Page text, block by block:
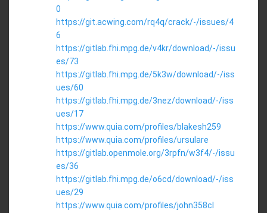
0
https://git.acwing.com/rq4q/crack/-/issues/4
6
https://gitlab.fhi.mpg.de/v4kr/download/-/issu
es/73
https://gitlab.fhi.mpg.de/5k3w/download/-/iss
ues/60
https://gitlab.fhi.mpg.de/3nez/download/-/iss
ues/17
https://www.quia.com/profiles/blakesh259
https://www.quia.com/profiles/ursulare
https://gitlab.openmole.org/3rpfn/w3f4/-/issu
es/36
https://gitlab.fhi.mpg.de/o6cd/download/-/iss
ues/29
https://www.quia.com/profiles/john358cl